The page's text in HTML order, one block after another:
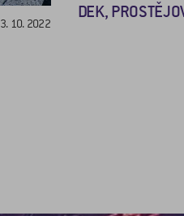
3. 10. 2022
DEK,